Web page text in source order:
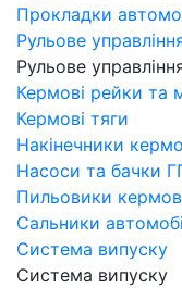
Прокладки
Рульове
Рульове
Кермові рейки та
Кермові тяги
Накінечники
Насоси та бачки
Пильовики
Сальники
Система випуску
Система випуску